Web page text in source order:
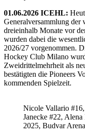
01.06.2026 ICEHL:
Generalversammlung
dreieinhalb Monate vor
wurden dabei die
2026/27 vorgenommen.
Hockey Club Milano
Zweidrittelmehrheit als
bestätigten die Pioneers
kommenden Spielzeit.
Nicole Vallario
Janecke #22,
2025, Budvar